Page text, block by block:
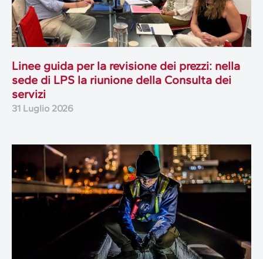
Linee guida per la revisione dei prezzi: nella
sede di LPS la riunione della Consulta dei
servizi
31 Luglio 2026